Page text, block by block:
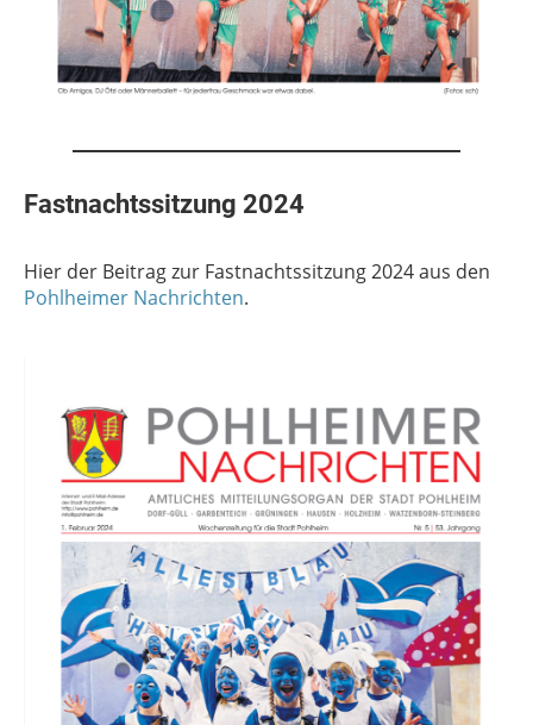
Fastnachtssitzung 2024
Hier der Beitrag zur Fastnachtssitzung 2024 aus den
Pohlheimer Nachrichten.